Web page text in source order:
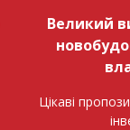
Великий
Цікаві